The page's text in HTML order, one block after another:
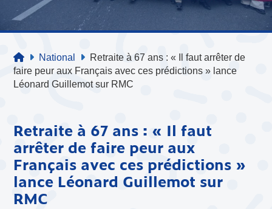
National
Retraite à 67 ans : « Il faut arrêter de
faire peur aux Français avec ces prédictions » lance
Léonard Guillemot sur RMC
Retraite à 67 ans : « Il faut
arrêter de faire peur aux
Français avec ces prédictions »
lance Léonard Guillemot sur
RMC